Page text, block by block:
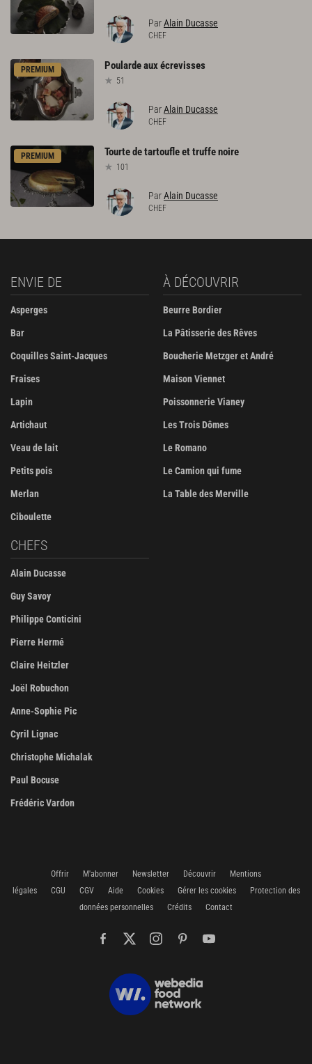
ParAlain Ducasse
CHEF
PREMIUM Poulardeauxécrevisses
51
ParAlain Ducasse
CHEF
PREMIUM Tourtedetartoufleettruffenoire
101
ParAlain Ducasse
CHEF
ENVIE DE
Asperges
Bar
Coquilles Saint-Jacques
Fraises
Lapin
Artichaut
Veau de lait
Petits pois
Merlan
Ciboulette
À DÉCOUVRIR
Beurre Bordier
La Pâtisserie des Rêves
Boucherie Metzger et André
Maison Viennet
Poissonnerie Vianey
Les Trois Dômes
Le Romano
Le Camion qui fume
La Table des Merville
CHEFS
Alain Ducasse
Guy Savoy
Philippe Conticini
Pierre Hermé
Claire Heitzler
Joël Robuchon
Anne-Sophie Pic
Cyril Lignac
Christophe Michalak
Paul Bocuse
Frédéric Vardon
Offrir M'abonner Newsletter Découvrir
Mentions
légales
CGU CGV Aide Cookies Gérer les cookies
Protection des
données personnelles
Crédits Contact